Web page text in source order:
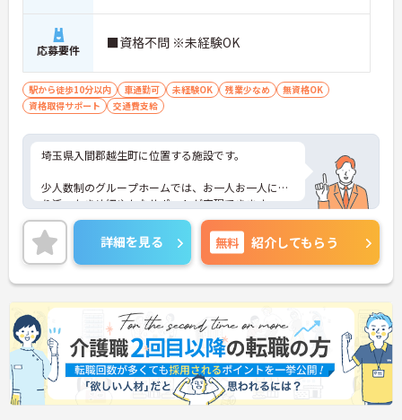
応募要件 ■資格不問 ※未経験OK
駅から徒歩10分以内 車通勤可 未経験OK 残業少なめ
無資格OK
資格取得サポート
交通費支給
埼玉県入間郡越生町に位置する施設です。
少人数制のグループホームでは、お一人お一人に寄
り添ったきめ細やかなサポートが実現できます。
介護系資格のない方もチャレンジいただけ、資格取
得支援制度もありますでの、スキルアップも目指せ
ます。
ご興味ある方には、面接対策ポイントなど、さらに
詳細をお話しいたしますのでお気軽にご相談くださ
い！
詳細を見る 無料 紹介してもらう